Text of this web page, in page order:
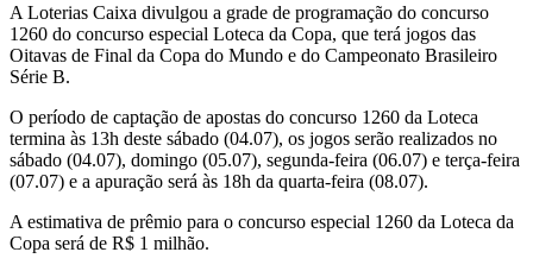
A Loterias Caixa divulgou a grade de programação do concurso
1260 do concurso especial Loteca da Copa, que terá jogos das
Oitavas de Final da Copa do Mundo e do Campeonato Brasileiro
Série B.
O período de captação de apostas do concurso 1260 da Loteca
termina às 13h deste sábado (04.07), os jogos serão realizados no
sábado (04.07), domingo (05.07), segunda-feira (06.07) e terça-feira
(07.07) e a apuração será às 18h da quarta-feira (08.07).
A estimativa de prêmio para o concurso especial 1260 da Loteca da
Copa será de R$ 1 milhão.